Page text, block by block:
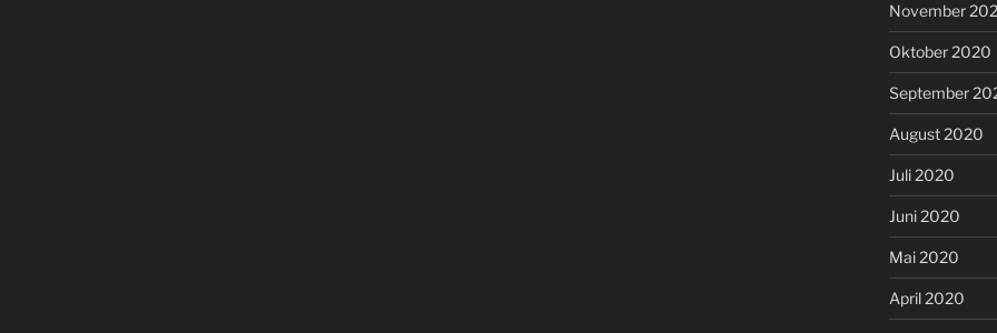
November
Oktober 2020
September
August 2020
Juli 2020
Juni 2020
Mai 2020
April 2020